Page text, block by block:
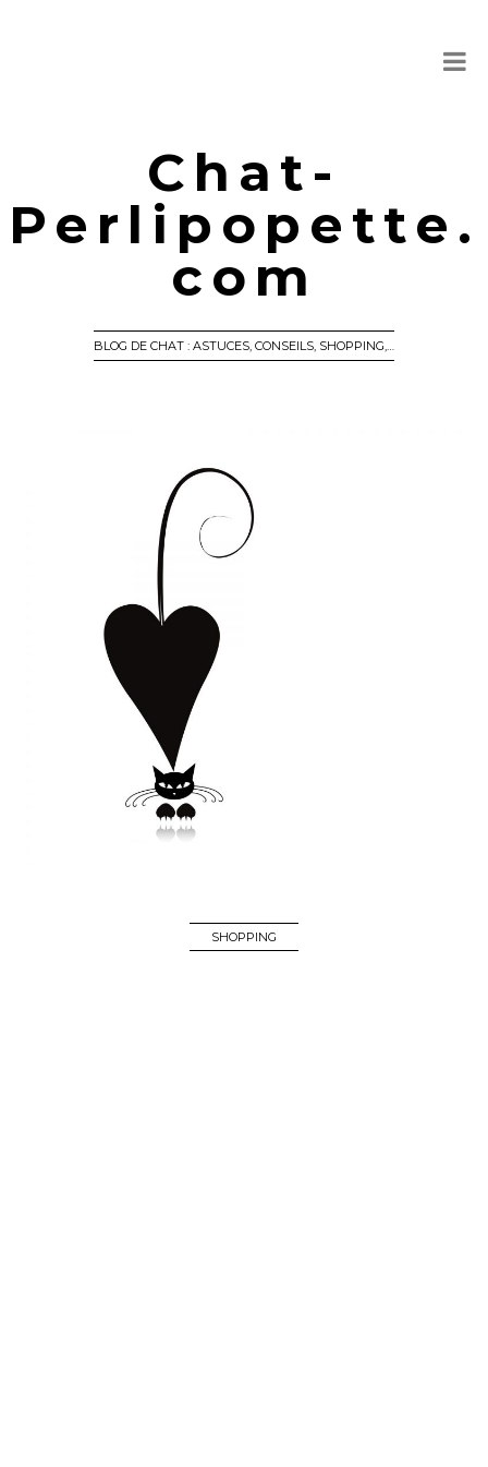
Chat-
Perlipopette.
com
BLOG DE CHAT : ASTUCES, CONSEILS, SHOPPING,…
SHOPPING